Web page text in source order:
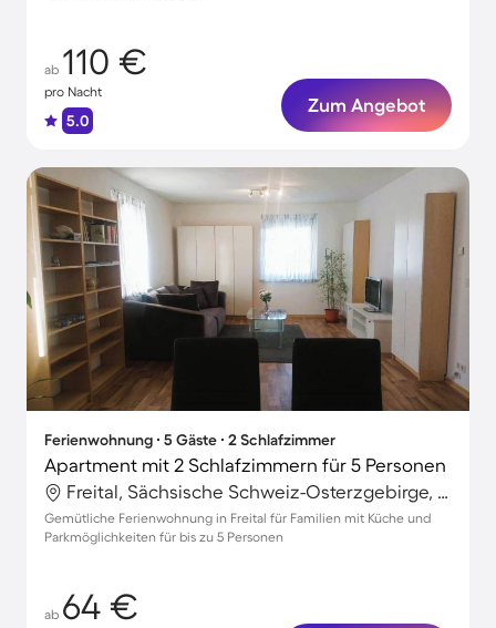
ab 110 €
pro Nacht
5.0
Zum Angebot
Ferienwohnung ∙ 5 Gäste ∙ 2 Schlafzimmer
Apartment mit 2 Schlafzimmern für 5 Personen
Freital, Sächsische Schweiz-Osterzgebirge, Deutschland
Gemütliche Ferienwohnung in Freital für Familien mit Küche und
Parkmöglichkeiten für bis zu 5 Personen
ab 64 €